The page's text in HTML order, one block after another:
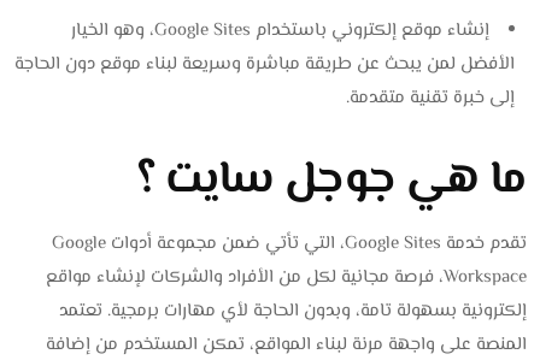
إنشاء موقع إلكتروني باستخدام Google Sites، وهو الخيار
الأفضل لمن يبحث عن طريقة مباشرة وسريعة لبناء موقع دون الحاجة
إلى خبرة تقنية متقدمة.
ما هي جوجل سايت ؟
تقدم خدمة Google Sites، التي تأتي ضمن مجموعة أدوات Google
Workspace، فرصة مجانية لكل من الأفراد والشركات لإنشاء مواقع
إلكترونية بسهولة تامة، وبدون الحاجة لأي مهارات برمجية. تعتمد
المنصة على واجهة مرنة لبناء المواقع، تمكن المستخدم من إضافة